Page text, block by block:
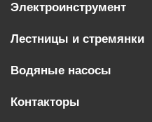
Электроинструмент
Лестницы и стремянки
Водяные насосы
Контакторы